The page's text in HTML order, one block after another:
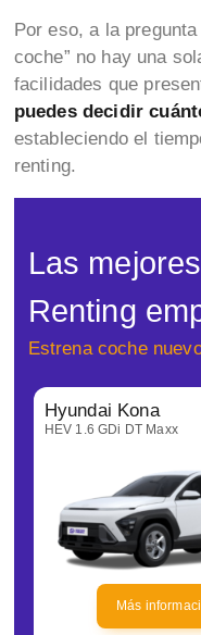
Por eso, a la
coche” no hay una
facilidades que
puedes decidir
estableciendo el
renting.
Las
Renting
Estrena coche
Hyundai Kona
HEV 1.6 GDi DT Maxx
Más